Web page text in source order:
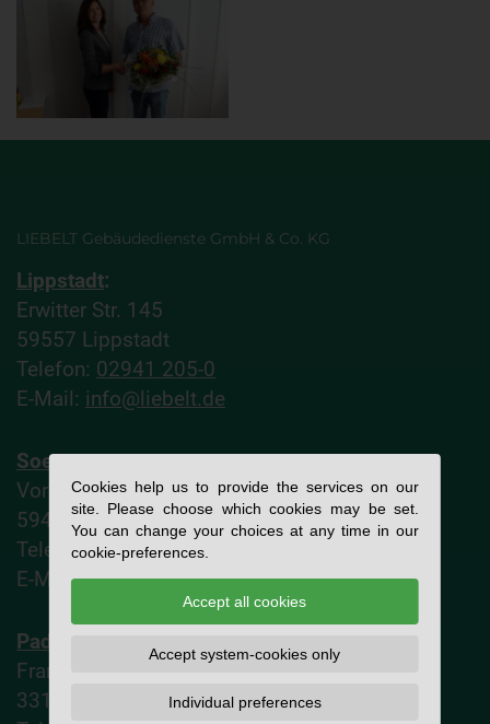
LIEBELT Gebäudedienste GmbH & Co. KG
Lippstadt:
Erwitter Str. 145
59557 Lippstadt
Telefon: 02941 205-0
E-Mail: info@liebelt.de
Soest:
Vor dem Schültingertor 70
59494 Soest
Telefon:02921 8622
E-Mail:nl-soest@liebelt.de
Paderborn
Frankfurter Weg 52
33106 Paderborn
Cookies help us to provide the services on our
site. Please choose which cookies may be set.
You can change your choices at any time in our
cookie-preferences.
Accept all cookies
Accept system-cookies only
Individual preferences